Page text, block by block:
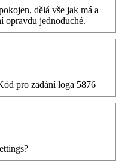
dělá vše jak má a
opravdu jednoduché.
pro zadání loga 5876